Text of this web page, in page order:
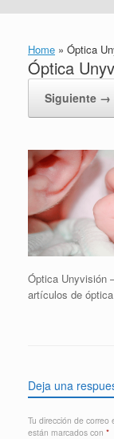
Home » Óptica
Óptica
Siguiente →
Óptica Unyvisión
artículos de óptica
Deja una
Tu dirección de correo
están marcados con *